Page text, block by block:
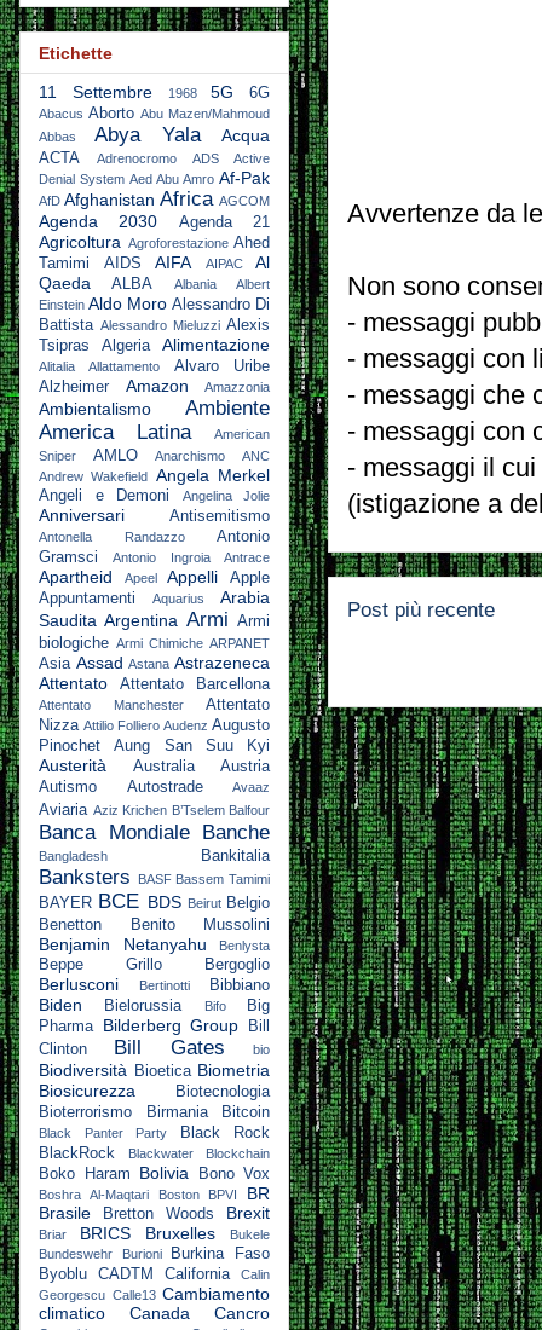
Avvertenze da
Non sono
- messaggi
- messaggi con
- messaggi che
- messaggi con
- messaggi il
(istigazione a
Post più recente
Etichette
11 Settembre
1968 5G 6G
Abacus Aborto Abu Mazen/Mahmoud
Abbas
Abya Yala Acqua
ACTA Adrenocromo
ADS Active
Denial System Aed Abu Amro Af-Pak
AfD Afghanistan Africa AGCOM
Agenda 2030 Agenda 21
Agricoltura Agroforestazione Ahed
Tamimi
AIDS AIFA AIPAC
Al
Qaeda
ALBA Albania
Albert
Einstein Aldo Moro Alessandro Di
Battista Alessandro Mieluzzi Alexis
Tsipras
Algeria Alimentazione
Alitalia Allattamento
Alvaro Uribe
Alzheimer
Amazon Amazzonia
Ambientalismo
Ambiente
America Latina
American
Sniper
AMLO Anarchismo
ANC
Andrew Wakefield Angela Merkel
Angeli e Demoni Angelina Jolie
Anniversari Antisemitismo
Antonella Randazzo
Antonio
Gramsci
Antonio Ingroia Antrace
Apartheid Apeel Appelli
Apple
Appuntamenti
Aquarius
Arabia
Saudita Argentina Armi Armi
biologiche Armi Chimiche ARPANET
Asia Assad Astana Astrazeneca
Attentato
Attentato Barcellona
Attentato Manchester
Attentato
Nizza Attilio Folliero Audenz Augusto
Pinochet
Aung San Suu Kyi
Austerità Australia
Austria
Autismo
Autostrade Avaaz
Aviaria Aziz Krichen B’Tselem Balfour
Banca Mondiale Banche
Bangladesh Bankitalia
Banksters BASF Bassem Tamimi
BAYER BCE BDS Beirut Belgio
Benetton
Benito Mussolini
Benjamin Netanyahu Benlysta
Beppe Grillo Bergoglio
Berlusconi Bertinotti Bibbiano
Biden Bielorussia Bifo
Big
Pharma
Bilderberg Group
Bill
Clinton
Bill Gates bio
Biodiversità Bioetica Biometria
Biosicurezza
Biotecnologia
Bioterrorismo
Birmania Bitcoin
Black Panter Party
Black Rock
BlackRock
Blackwater Blockchain
Boko Haram Bolivia Bono Vox
Boshra Al-Maqtari Boston BPVI
BR
Brasile
Bretton Woods Brexit
Briar BRICS Bruxelles
Bukele
Bundeswehr
Burioni
Burkina Faso
Byoblu
CADTM California
Calin
Georgescu Calle13 Cambiamento
climatico
Canada Cancro